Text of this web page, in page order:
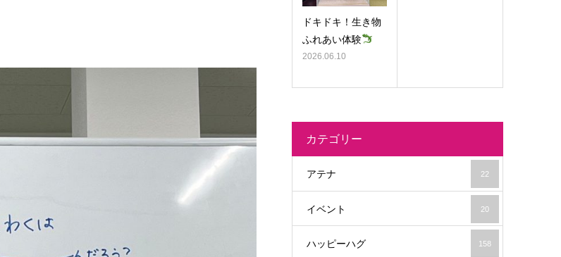
ドキドキ！生き物
ふれあい体験
2026.06.10
カテゴリー
アテナ 22
イベント 20
ハッピーハグ 158